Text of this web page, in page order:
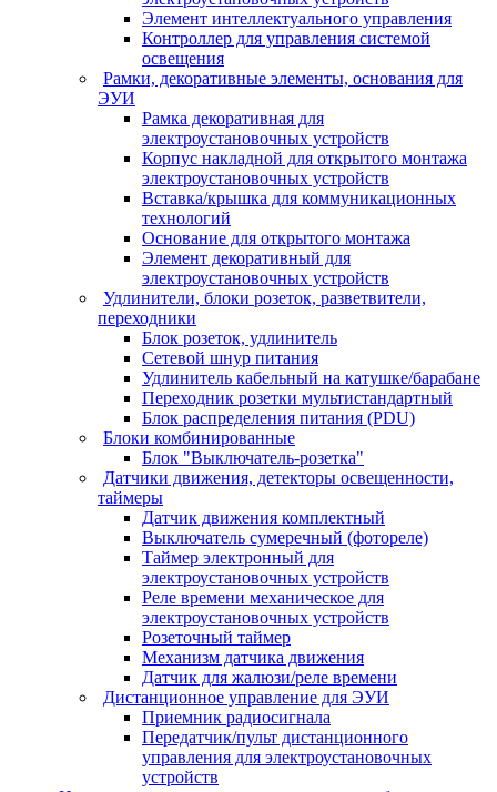
Элемент интеллектуального управления
Контроллер для управления системой
освещения
Рамки, декоративные элементы, основания для
ЭУИ
Рамка декоративная для
электроустановочных устройств
Корпус накладной для открытого монтажа
электроустановочных устройств
Вставка/крышка для коммуникационных
технологий
Основание для открытого монтажа
Элемент декоративный для
электроустановочных устройств
Удлинители, блоки розеток, разветвители,
переходники
Блок розеток, удлинитель
Сетевой шнур питания
Удлинитель кабельный на катушке/барабане
Переходник розетки мультистандартный
Блок распределения питания (PDU)
Блоки комбинированные
Блок "Выключатель-розетка"
Датчики движения, детекторы освещенности,
таймеры
Датчик движения комплектный
Выключатель сумеречный (фотореле)
Таймер электронный для
электроустановочных устройств
Реле времени механическое для
электроустановочных устройств
Розеточный таймер
Механизм датчика движения
Датчик для жалюзи/реле времени
Дистанционное управление для ЭУИ
Приемник радиосигнала
Передатчик/пульт дистанционного
управления для электроустановочных
устройств